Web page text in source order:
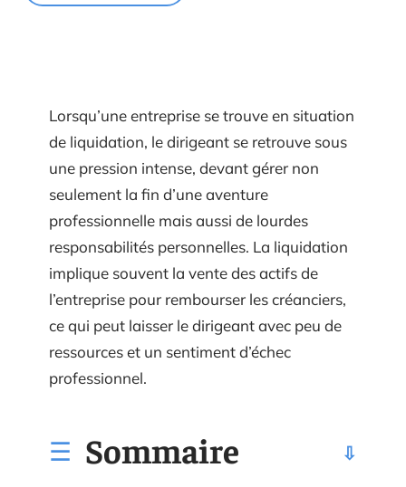
Lorsqu’une entreprise se trouve en situation
de liquidation, le dirigeant se retrouve sous
une pression intense, devant gérer non
seulement la fin d’une aventure
professionnelle mais aussi de lourdes
responsabilités personnelles. La liquidation
implique souvent la vente des actifs de
l’entreprise pour rembourser les créanciers,
ce qui peut laisser le dirigeant avec peu de
ressources et un sentiment d’échec
professionnel.
Sommaire